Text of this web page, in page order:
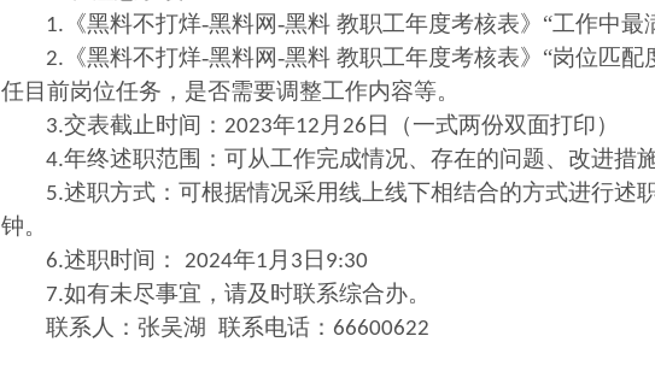
1. 《黑料不打烊-黑料网-黑料 教职工年度考核表》“工作中最
2.
《黑料不打烊-黑料网-黑料 教职工年度考核表》“岗位匹
任目前岗位任务，是否需要调整工作内容等。
3.交表截止时间： 2023年12 月 26 日（一式两份双面打印）
4.年终述职范围：可从工作完成情况、存在的问题、改进措
5.述职方式：可根据情况采用线上线下相结合的方式进行述
钟。
6.述职时间： 2024年1 月 3 日 9:30
7.如有未尽事宜，请及时联系综合办。
联系人：张吴湖 联系电话： 66600622